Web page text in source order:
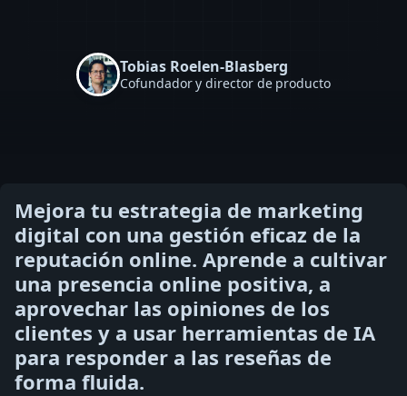
Tobias Roelen-Blasberg
Cofundador y director de producto
Mejora tu estrategia de marketing
digital con una gestión eficaz de la
reputación online. Aprende a cultivar
una presencia online positiva, a
aprovechar las opiniones de los
clientes y a usar herramientas de IA
para responder a las reseñas de
forma fluida.